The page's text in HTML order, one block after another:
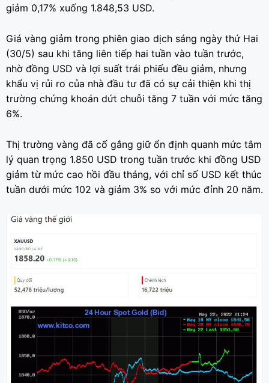
giảm 0,17% xuống 1.848,53 USD.
Giá vàng giảm trong phiên giao dịch sáng ngày thứ Hai
(30/5) sau khi tăng liên tiếp hai tuần vào tuần trước,
nhờ đồng USD và lợi suất trái phiếu đều giảm, nhưng
khẩu vị rủi ro của nhà đầu tư đã có sự cải thiện khi thị
trường chứng khoán dứt chuỗi tăng 7 tuần với mức tăng
6%.
Thị trường vàng đã cố gắng giữ ổn định quanh mức tâm
lý quan trọng 1.850 USD trong tuần trước khi đồng USD
giảm từ mức cao hồi đầu tháng, với chỉ số USD kết thúc
tuần dưới mức 102 và giảm 3% so với mức đỉnh 20 năm.